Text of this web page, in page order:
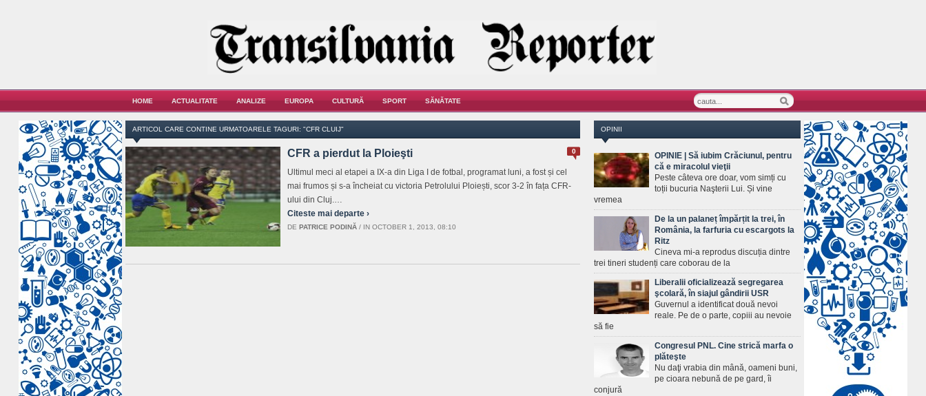
HOME ACTUALITATE ANALIZE EUROPA CULTURĂ SPORT SĂNĂTATE
ARTICOL CARE CONTINE URMATOARELE TAGURI: "CFR CLUIJ"
0
CFR a pierdut la Ploieşti
Ultimul meci al etapei a IX-a din Liga I de fotbal, programat luni, a fost și cel
mai frumos și s-a încheiat cu victoria Petrolului Ploiești, scor 3-2 în fața CFR-
ului din Cluj.…
Citeste mai departe ›
DE PATRICE PODINĂ / IN OCTOBER 1, 2013, 08:10
OPINII
OPINIE | Să iubim Crăciunul, pentru
că e miracolul vieţii
Peste câteva ore doar, vom simți cu
toții bucuria Naşterii Lui. Și vine
vremea
De la un palaneț împărțit la trei, în
România, la farfuria cu escargots la
Ritz
Cineva mi-a reprodus discuția dintre
trei tineri studenți care coborau de la
Liberalii oficializează segregarea
şcolară, în siajul gândirii USR
Guvernul a identificat două nevoi
reale. Pe de o parte, copiii au nevoie
să fie
Congresul PNL. Cine strică marfa o
plăteşte
Nu daţi vrabia din mână, oameni buni,
pe cioara nebună de pe gard, îi
conjură